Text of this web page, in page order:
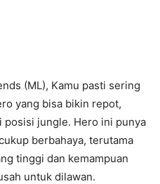
(ML), Kamu pasti sering
yang bisa bikin repot,
posisi jungle. Hero ini punya
berbahaya, terutama
tinggi dan kemampuan
untuk dilawan.